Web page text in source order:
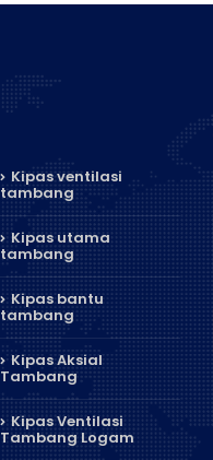
Kipas ventilasi
tambang
Kipas utama
tambang
Kipas bantu
tambang
Kipas Aksial
Tambang
Kipas Ventilasi
Tambang Logam